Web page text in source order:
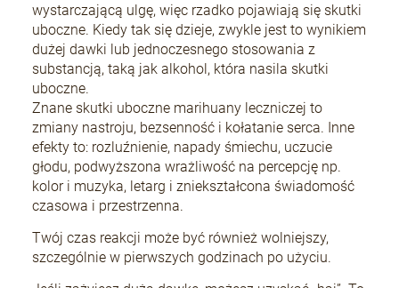
DO KOSZYKA
wystarczającą ulgę, więc rzadko pojawiają się skutki
uboczne. Kiedy tak się dzieje, zwykle jest to wynikiem
dużej dawki lub jednoczesnego stosowania z
substancją, taką jak alkohol, która nasila skutki
uboczne.
Znane skutki uboczne marihuany leczniczej to
zmiany nastroju, bezsenność i kołatanie serca. Inne
efekty to: rozluźnienie, napady śmiechu, uczucie
głodu, podwyższona wrażliwość na percepcję np.
kolor i muzyka, letarg i zniekształcona świadomość
czasowa i przestrzenna.
Twój czas reakcji może być również wolniejszy,
szczególnie w pierwszych godzinach po użyciu.